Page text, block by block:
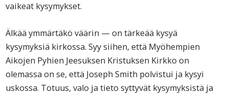
vaikeat kysymykset.
Älkää ymmärtäkö väärin — on tärkeää kysyä
kysymyksiä kirkossa. Syy siihen, että Myöhempien
Aikojen Pyhien Jeesuksen Kristuksen Kirkko on
olemassa on se, että Joseph Smith polvistui ja kysyi
uskossa. Totuus, valo ja tieto syttyvät kysymyksistä ja